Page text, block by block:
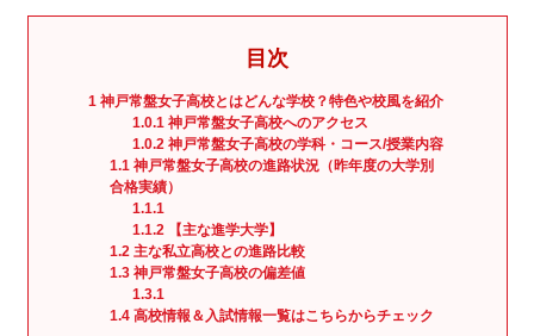
目次
1神戸常盤女子高校とはどんな学校？特色や校風を紹介
1.0.1神戸常盤女子高校へのアクセス
1.0.2神戸常盤女子高校の学科・コース/授業内容
1.1 神戸常盤女子高校の進路状況（昨年度の大学別
合格実績）
1.1.1
1.1.2【主な進学大学】
1.2 主な私立高校との進路比較
1.3 神戸常盤女子高校の偏差値
1.3.1
1.4 高校情報＆入試情報一覧はこちらからチェック